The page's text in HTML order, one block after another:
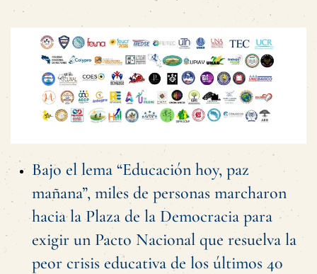
Bajo el lema “Educación hoy, paz
mañana”, miles de personas marcharon
hacia la Plaza de la Democracia para
exigir un Pacto Nacional que resuelva la
peor crisis educativa de los últimos 40